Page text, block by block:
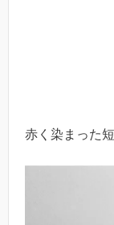
赤く染まった